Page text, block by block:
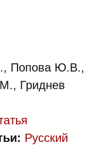
Попова Ю.В.,
Гриднев
Русский